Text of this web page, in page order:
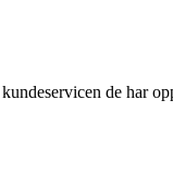
de har